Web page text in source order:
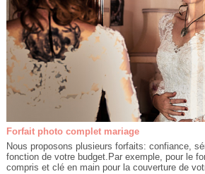
Forfait photo complet mariage
Nous proposons plusieurs forfaits: confiance,
fonction de votre budget.Par exemple, pour le
compris et clé en main pour la couverture de